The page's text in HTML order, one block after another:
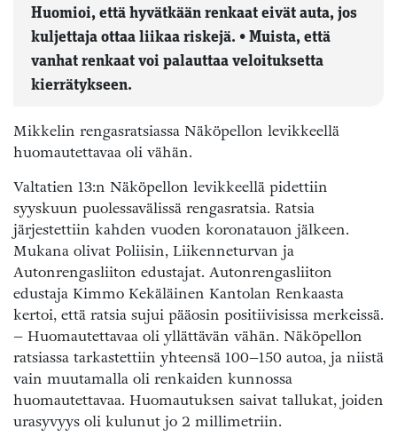
Huomioi, että hyvätkään renkaat eivät auta, jos
kuljettaja ottaa liikaa riskejä. • Muista, että
vanhat renkaat voi palauttaa veloituksetta
kierrätykseen.
Mikkelin rengasratsiassa Näköpellon levikkeellä
huomautettavaa oli vähän.
Valtatien 13:n Näköpellon levikkeellä pidettiin
syyskuun puolessavälissä rengasratsia. Ratsia
järjestettiin kahden vuoden koronatauon jälkeen.
Mukana olivat Poliisin, Liikenneturvan ja
Autonrengasliiton edustajat. Autonrengasliiton
edustaja Kimmo Kekäläinen Kantolan Renkaasta
kertoi, että ratsia sujui pääosin positiivisissa merkeissä.
– Huomautettavaa oli yllättävän vähän. Näköpellon
ratsiassa tarkastettiin yhteensä 100–150 autoa, ja niistä
vain muutamalla oli renkaiden kunnossa
huomautettavaa. Huomautuksen saivat tallukat, joiden
urasyvyys oli kulunut jo 2 millimetriin.